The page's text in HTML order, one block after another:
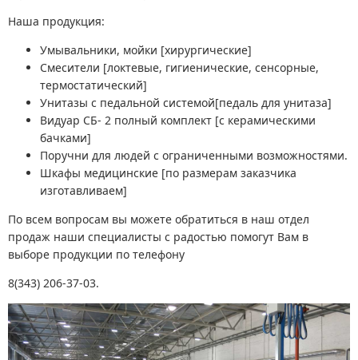
Наша продукция:
Умывальники, мойки [хирургические]
Смесители [локтевые, гигиенические, сенсорные,
термостатический]
Унитазы с педальной системой[педаль для унитаза]
Видуар СБ- 2 полный комплект [с керамическими
бачками]
Поручни для людей с ограниченными возможностями.
Шкафы медицинские [по размерам заказчика
изготавливаем]
По всем вопросам вы можете обратиться в наш отдел
продаж наши специалисты с радостью помогут Вам в
выборе продукции по телефону
8(343) 206-37-03.